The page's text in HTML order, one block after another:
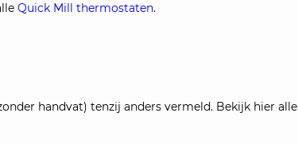
Quick Mill thermostaten.
handvat) tenzij anders vermeld. Bekijk hier alle